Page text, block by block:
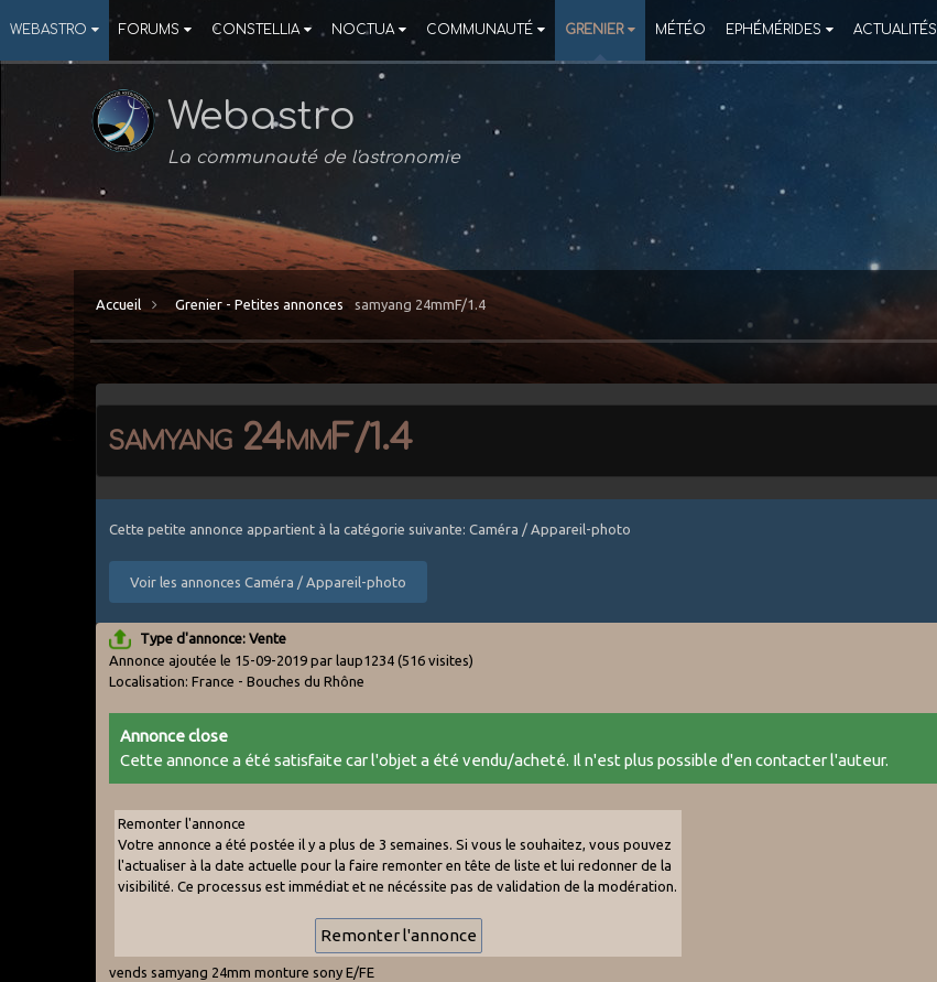
WEBASTRO FORUMS CONSTELLIA NOCTUA COMMUNAUTÉ GRENIER MÉTÉO EPHÉMÉRIDES ACTUALITÉS
Webastro
La communauté de l'astronomie
Accueil Grenier - Petites annonces samyang 24mmF/1.4
samyang 24mmF/1.4
Cette petite annonce appartient à la catégorie suivante: Caméra / Appareil-photo
Voir les annonces Caméra / Appareil-photo
Type d'annonce: Vente
Annonce ajoutée le 15-09-2019 par laup1234(516 visites)
Localisation: France - Bouches du Rhône
Annonce close
Cette annonce a été satisfaite car l'objet a été vendu/acheté. Il n'est plus possible d'en contacter l'auteur.
Remonter l'annonce
Votre annonce a été postée il y a plus de 3 semaines. Si vous le souhaitez, vous pouvez
l'actualiser à la date actuelle pour la faire remonter en tête de liste et lui redonner de la
visibilité. Ce processus est immédiat et ne nécéssite pas de validation de la modération.
vends samyang 24mm monture sony E/FE